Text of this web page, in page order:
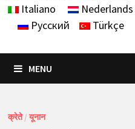
Italiano
Nederlands
Русский
Türkçe
MENU
क्रेते/यूनान